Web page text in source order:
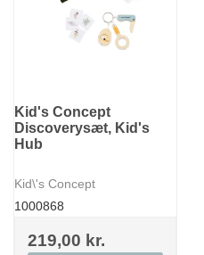
Kid's Concept
Discoverysæt, Kid's
Hub
Kid\'s Concept
1000868
219,00 kr.